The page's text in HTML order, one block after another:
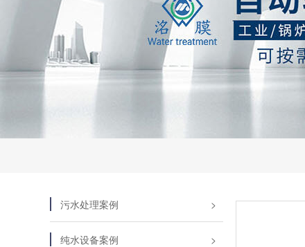
污水处理案例
纯水设备案例